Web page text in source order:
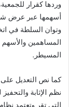
أسهمها عبر عرض
وتوان السلطة في
المساهمين
المسيطر.
كما نص التعديل على
نظم الإثابة
التي تقر وتعتمد